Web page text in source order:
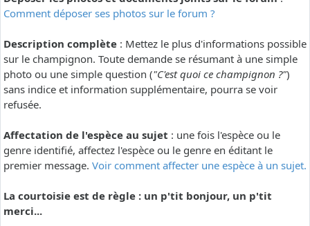
Comment déposer ses photos sur le forum ?
Description complète : Mettez le plus d'informations possible
sur le champignon. Toute demande se résumant à une simple
photo ou une simple question ("C'est quoi ce champignon ?")
sans indice et information supplémentaire, pourra se voir
refusée.
Affectation de l'espèce au sujet : une fois l'espèce ou le
genre identifié, affectez l'espèce ou le genre en éditant le
premier message. Voir comment affecter une espèce à un sujet.
La courtoisie est de règle : un p'tit bonjour, un p'tit
merci...